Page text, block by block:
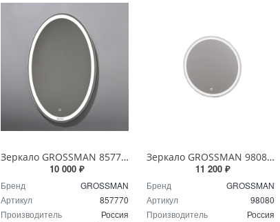
Зеркало GROSSMAN 857770 GALAXY 570*770 с сенсорным выключателем
10 000 ₽
Бренд
GROSSMAN
Артикул
857770
Производитель
Россия
Зеркало GROSSMAN 98080 SENTO D800 800*800*45 LED с сенсорным выключателем
11 200 ₽
Бренд
GROSSMAN
Артикул
98080
Производитель
Россия